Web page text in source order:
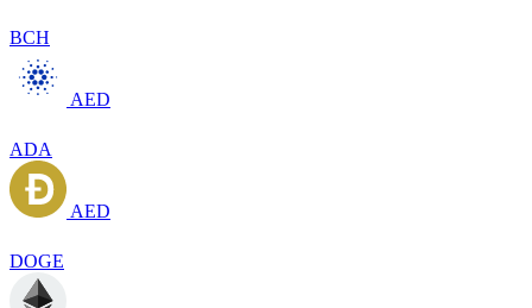
BCH
AED
ADA
AED
DOGE